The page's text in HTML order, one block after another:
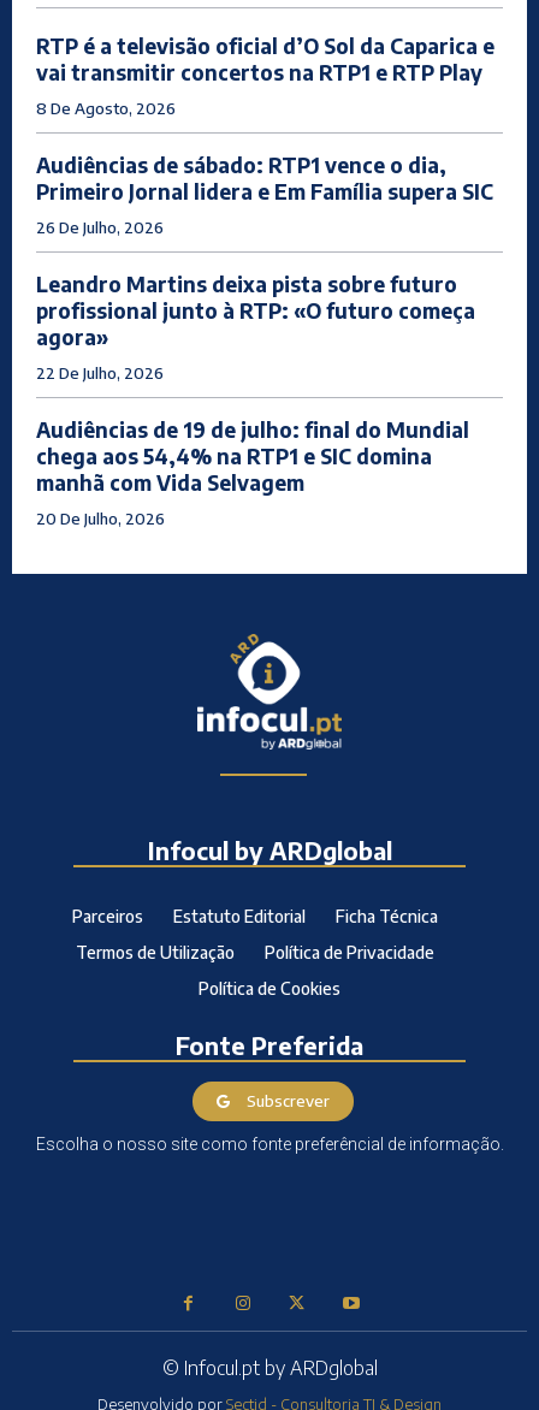
RTP é a televisão oficial d’O Sol da Caparica e
vai transmitir concertos na RTP1 e RTP Play
8 De Agosto, 2026
Audiências de sábado: RTP1 vence o dia,
Primeiro Jornal lidera e Em Família supera SIC
26 De Julho, 2026
Leandro Martins deixa pista sobre futuro
profissional junto à RTP: «O futuro começa
agora»
22 De Julho, 2026
Audiências de 19 de julho: final do Mundial
chega aos 54,4% na RTP1 e SIC domina
manhã com Vida Selvagem
20 De Julho, 2026
Infocul by ARDglobal
Parceiros Estatuto Editorial
Ficha Técnica
Termos de Utilização
Política de Privacidade
Política de Cookies
Fonte Preferida
Subscrever
Escolha o nosso site como fonte preferêncial de informação.
© Infocul.pt by ARDglobal
Desenvolvido porSectid - Consultoria TI & Design